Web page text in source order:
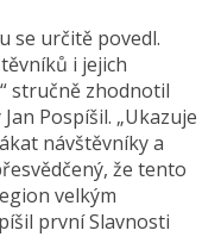
se určitě povedl.
i jejich
stručně zhodnotil
Pospíšil. „Ukazuje
návštěvníky a
že tento
velkým
první Slavnosti